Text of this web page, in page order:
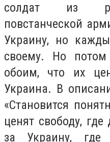
солдат из
повстанческой
Украину, но
своему. Но потом
обоим, что их
Украина. В
«Становится
ценят свободу,
за Украину, где